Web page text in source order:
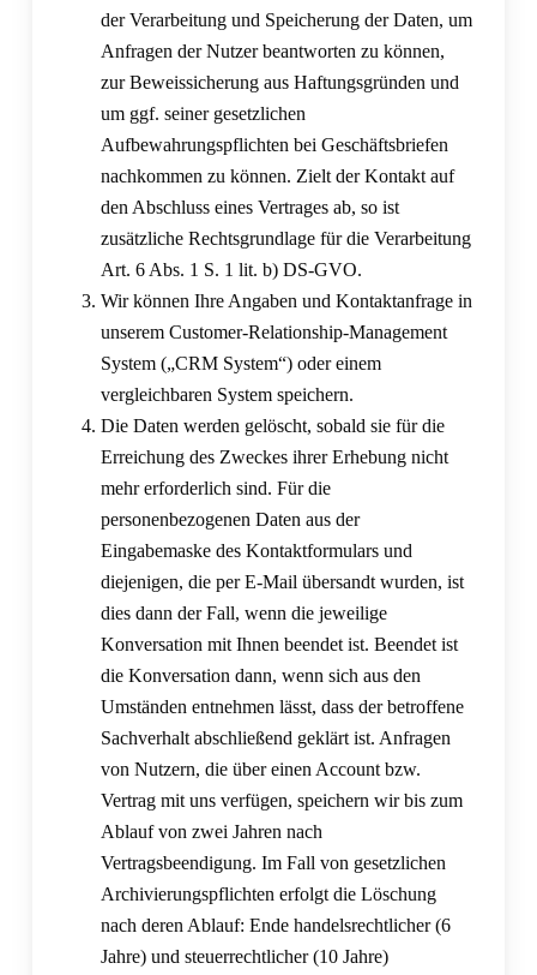
der Verarbeitung und Speicherung der Daten, um
Anfragen der Nutzer beantworten zu können,
zur Beweissicherung aus Haftungsgründen und
um ggf. seiner gesetzlichen
Aufbewahrungspflichten bei Geschäftsbriefen
nachkommen zu können. Zielt der Kontakt auf
den Abschluss eines Vertrages ab, so ist
zusätzliche Rechtsgrundlage für die Verarbeitung
Art. 6 Abs. 1 S. 1 lit. b) DS-GVO.
Wir können Ihre Angaben und Kontaktanfrage in
unserem Customer-Relationship-Management
System („CRM System“) oder einem
vergleichbaren System speichern.
Die Daten werden gelöscht, sobald sie für die
Erreichung des Zweckes ihrer Erhebung nicht
mehr erforderlich sind. Für die
personenbezogenen Daten aus der
Eingabemaske des Kontaktformulars und
diejenigen, die per E-Mail übersandt wurden, ist
dies dann der Fall, wenn die jeweilige
Konversation mit Ihnen beendet ist. Beendet ist
die Konversation dann, wenn sich aus den
Umständen entnehmen lässt, dass der betroffene
Sachverhalt abschließend geklärt ist. Anfragen
von Nutzern, die über einen Account bzw.
Vertrag mit uns verfügen, speichern wir bis zum
Ablauf von zwei Jahren nach
Vertragsbeendigung. Im Fall von gesetzlichen
Archivierungspflichten erfolgt die Löschung
nach deren Ablauf: Ende handelsrechtlicher (6
Jahre) und steuerrechtlicher (10 Jahre)